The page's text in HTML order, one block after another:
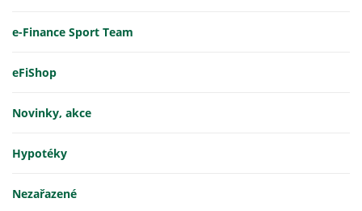
e-Finance Sport Team
eFiShop
Novinky, akce
Hypotéky
Nezařazené